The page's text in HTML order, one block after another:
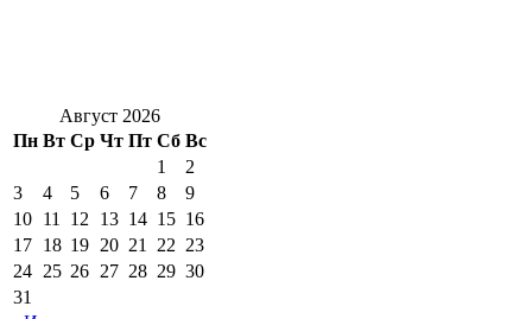
Август 2026
Пн Вт Ср Чт Пт Сб Вс
1
2
3
4 5 6 7 8
9
10 11 12 13 14 15 16
17 18 19 20 21 22 23
24 25 26 27 28 29 30
31